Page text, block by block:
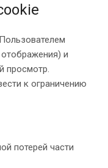
и
просмотр.
к ограничению
потерей части